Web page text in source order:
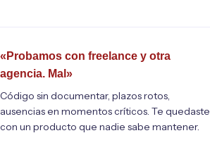
«Probamos con freelance y otra
agencia. Mal»
Código sin documentar, plazos rotos,
ausencias en momentos críticos. Te quedaste
con un producto que nadie sabe mantener.